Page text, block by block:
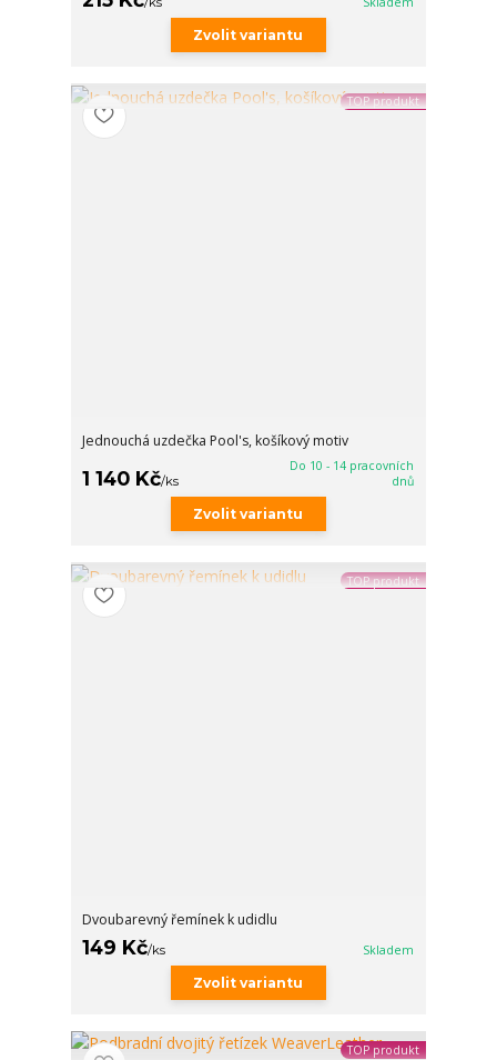
Zvolit variantu
TOP produkt
Jednouchá uzdečka Pool's, košíkový motiv
1 140 Kč/ks
Do 10 - 14 pracovních
dnů
Zvolit variantu
TOP produkt
Dvoubarevný řemínek k udidlu
149 Kč/ks Skladem
Zvolit variantu
TOP produkt